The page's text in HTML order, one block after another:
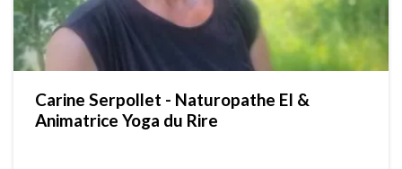
Carine Serpollet - Naturopathe EI &
Animatrice Yoga du Rire